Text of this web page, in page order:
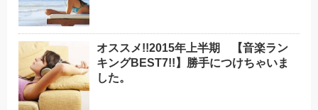
オススメ!!2015年上半期 【音楽ラン
キングBEST7!!】勝手につけちゃいま
した。